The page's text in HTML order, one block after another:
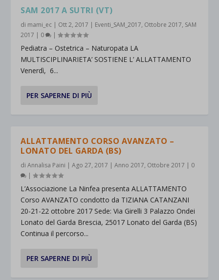
SAM 2017 A SUTRI (VT)
di mami_ec | Ott 2, 2017 | Eventi_SAM_2017, Ottobre 2017, SAM
2017 | 0 |
Pediatra – Ostetrica – Naturopata LA
MULTISCIPLINARIETA’ SOSTIENE L’ ALLATTAMENTO
Venerdì, 6...
PER SAPERNE DI PIÙ
ALLATTAMENTO CORSO AVANZATO –
LONATO DEL GARDA (BS)
diAnnalisa Paini |Ago 27, 2017 |Anno 2017, Ottobre 2017 | 0
|
L’Associazione La Ninfea presenta ALLATTAMENTO
Corso AVANZATO condotto da TIZIANA CATANZANI
20-21-22 ottobre 2017 Sede: Via Girelli 3 Palazzo Ondei
Lonato del Garda Brescia, 25017 Lonato del Garda (BS)
Continua il percorso...
PER SAPERNE DI PIÙ